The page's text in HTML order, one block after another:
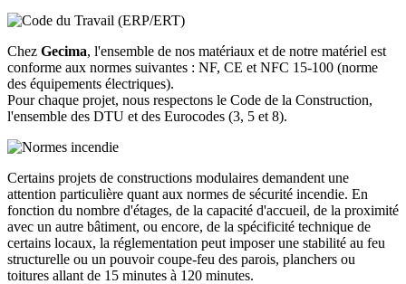
Chez Gecima, l'ensemble de nos matériaux et de notre matériel est
conforme aux normes suivantes : NF, CE et NFC 15-100 (norme
des équipements électriques).
Pour chaque projet, nous respectons le Code de la Construction,
l'ensemble des DTU et des Eurocodes (3, 5 et 8).
Certains projets de constructions modulaires demandent une
attention particulière quant aux normes de sécurité incendie. En
fonction du nombre d'étages, de la capacité d'accueil, de la proximité
avec un autre bâtiment, ou encore, de la spécificité technique de
certains locaux, la réglementation peut imposer une stabilité au feu
structurelle ou un pouvoir coupe-feu des parois, planchers ou
toitures allant de 15 minutes à 120 minutes.